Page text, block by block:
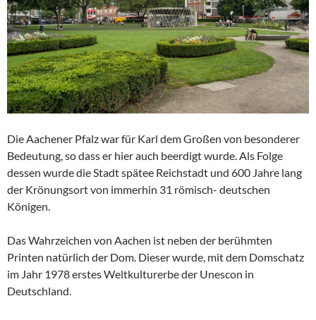
Die Aachener Pfalz war für Karl dem Großen von besonderer
Bedeutung, so dass er hier auch beerdigt wurde. Als Folge
dessen wurde die Stadt spätee Reichstadt und 600 Jahre lang
der Krönungsort von immerhin 31 römisch- deutschen
Königen.
Das Wahrzeichen von Aachen ist neben der berühmten
Printen natürlich der Dom. Dieser wurde, mit dem Domschatz
im Jahr 1978 erstes Weltkulturerbe der Unescon in
Deutschland.